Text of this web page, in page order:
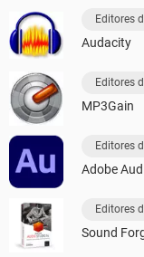
Editores
Audacity
Editores
MP3Gain
Editores
Adobe
Editores
Sound